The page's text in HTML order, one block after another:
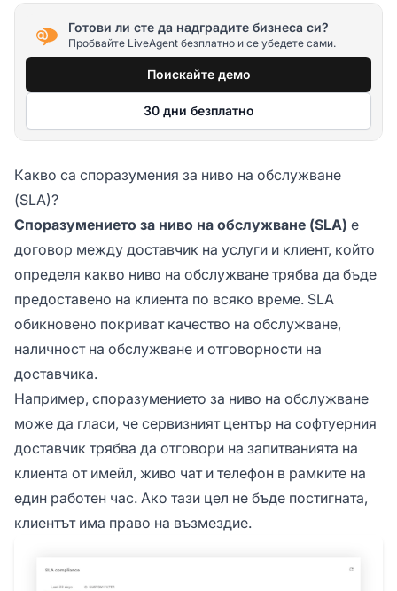
Готови ли сте да надградите бизнеса си?
Пробвайте LiveAgent безплатно и се убедете сами.
Поискайте демо
30 дни безплатно
Какво са споразумения за ниво на обслужване
(SLA)?
Споразумението за ниво на обслужване (SLA) е
договор между доставчик на услуги и клиент, който
определя какво ниво на обслужване трябва да бъде
предоставено на клиента по всяко време. SLA
обикновено покриват качество на обслужване,
наличност на обслужване и отговорности на
доставчика.
Например, споразумението за ниво на обслужване
може да гласи, че сервизният център на софтуерния
доставчик трябва да отговори на запитванията на
клиента от имейл, живо чат и телефон в рамките на
един работен час. Ако тази цел не бъде постигната,
клиентът има право на възмездие.